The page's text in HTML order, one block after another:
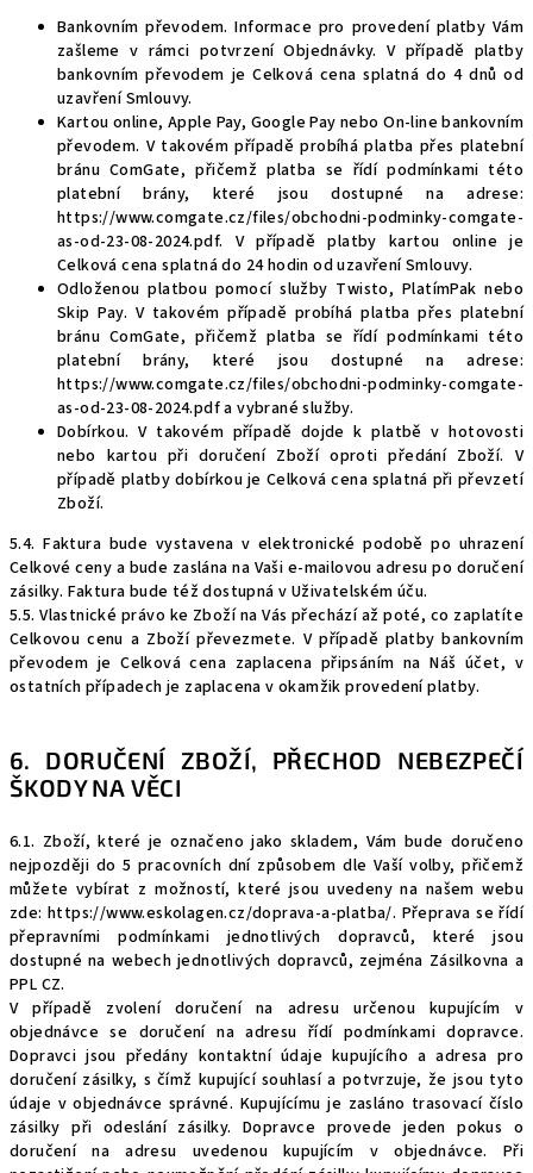
Bankovním převodem. Informace pro provedení platby Vám
zašleme v rámci potvrzení Objednávky. V případě platby
bankovním převodem je Celková cena splatná do 4 dnů od
uzavření Smlouvy.
Kartou online, Apple Pay, Google Pay nebo On-line bankovním
převodem. V takovém případě probíhá platba přes platební
bránu ComGate, přičemž platba se řídí podmínkami této
platební brány, které jsou dostupné na adrese:
https://www.comgate.cz/files/obchodni-podminky-comgate-
as-od-23-08-2024.pdf. V případě platby kartou online je
Celková cena splatná do 24 hodin od uzavření Smlouvy.
Odloženou platbou pomocí služby Twisto, PlatímPak nebo
Skip Pay. V takovém případě probíhá platba přes platební
bránu ComGate, přičemž platba se řídí podmínkami této
platební brány, které jsou dostupné na adrese:
https://www.comgate.cz/files/obchodni-podminky-comgate-
as-od-23-08-2024.pdfa vybrané služby.
Dobírkou. V takovém případě dojde k platbě v hotovosti
nebo kartou při doručení Zboží oproti předání Zboží. V
případě platby dobírkou je Celková cena splatná při převzetí
Zboží.
5.4. Faktura bude vystavena v elektronické podobě po uhrazení
Celkové ceny a bude zaslána na Vaši e-mailovou adresu po doručení
zásilky. Faktura bude též dostupná v Uživatelském úču.
5.5. Vlastnické právo ke Zboží na Vás přechází až poté, co zaplatíte
Celkovou cenu a Zboží převezmete. V případě platby bankovním
převodem je Celková cena zaplacena připsáním na Náš účet, v
ostatních případech je zaplacena v okamžik provedení platby.
6. DORUČENÍ ZBOŽÍ, PŘECHOD NEBEZPEČÍ
ŠKODY NA VĚCI
6.1. Zboží, které je označeno jako skladem, Vám bude doručeno
nejpozději do 5 pracovních dní způsobem dle Vaší volby, přičemž
můžete vybírat z možností, které jsou uvedeny na našem webu
zde: https://www.eskolagen.cz/doprava-a-platba/. Přeprava se řídí
přepravními podmínkami jednotlivých dopravců, které jsou
dostupné na webech jednotlivých dopravců, zejména Zásilkovna a
PPL CZ.
V případě zvolení doručení na adresu určenou kupujícím v
objednávce se doručení na adresu řídí podmínkami dopravce.
Dopravci jsou předány kontaktní údaje kupujícího a adresa pro
doručení zásilky, s čímž kupující souhlasí a potvrzuje, že jsou tyto
údaje v objednávce správné. Kupujícímu je zasláno trasovací číslo
zásilky při odeslání zásilky. Dopravce provede jeden pokus o
doručení na adresu uvedenou kupujícím v objednávce. Při